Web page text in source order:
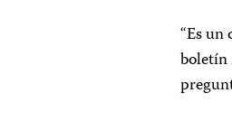
“Es